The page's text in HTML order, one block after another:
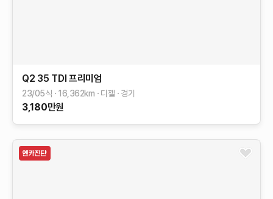
Q2 35 TDI 프리미엄
23/05식 16,362km 디젤 경기
3,180만원